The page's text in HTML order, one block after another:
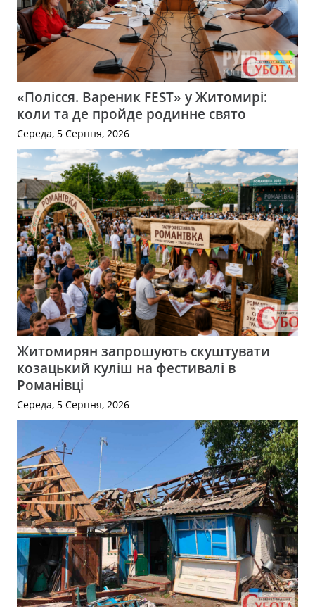
«Полісся. Вареник FEST» у Житомирі:
коли та де пройде родинне свято
Середа, 5 Серпня, 2026
Житомирян запрошують скуштувати
козацький куліш на фестивалі в
Романівці
Середа, 5 Серпня, 2026